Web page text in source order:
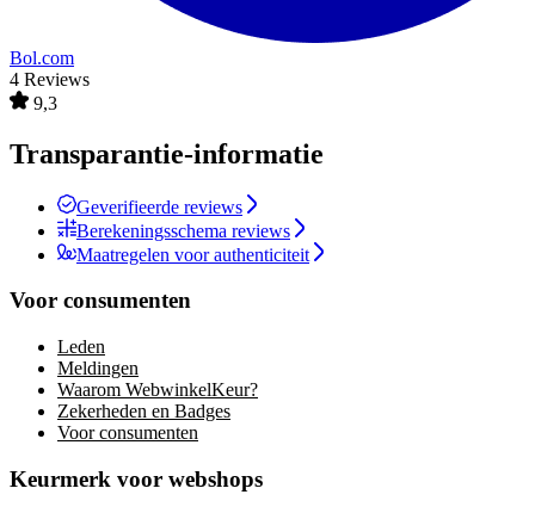
Bol.com
4 Reviews
9,3
Transparantie-informatie
Geverifieerde reviews
Berekeningsschema reviews
Maatregelen voor authenticiteit
Voor consumenten
Leden
Meldingen
Waarom WebwinkelKeur?
Zekerheden en Badges
Voor consumenten
Keurmerk voor webshops